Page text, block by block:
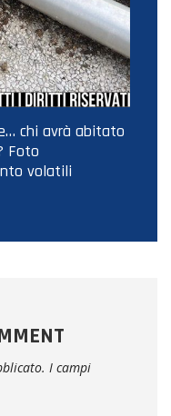
chi avrà abitato
Foto
volatili
I campi